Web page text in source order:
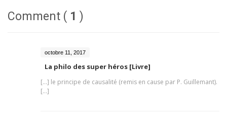
Comment ( 1 )
octobre 11, 2017
La philo des super héros [Livre]
[…] le principe de causalité (remis en cause par P. Guillemant).
[…]